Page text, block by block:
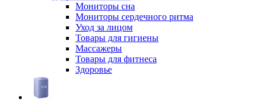
Мониторы сна
Мониторы сердечного ритма
Уход за лицом
Товары для гигиены
Массажеры
Товары для фитнеса
Здоровье